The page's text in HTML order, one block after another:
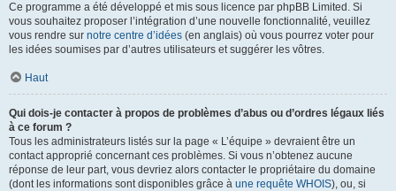
Ce programme a été développé et mis sous licence par phpBB Limited. Si
vous souhaitez proposer l’intégration d’une nouvelle fonctionnalité, veuillez
vous rendre sur notre centre d’idées (en anglais) où vous pourrez voter pour
les idées soumises par d’autres utilisateurs et suggérer les vôtres.
Haut
Qui dois-je contacter à propos de problèmes d’abus ou d’ordres légaux liés
à ce forum ?
Tous les administrateurs listés sur la page « L’équipe » devraient être un
contact approprié concernant ces problèmes. Si vous n’obtenez aucune
réponse de leur part, vous devriez alors contacter le propriétaire du domaine
(dont les informations sont disponibles grâce à une requête WHOIS), ou, si